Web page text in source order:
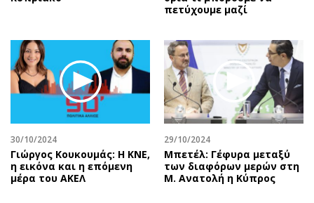
πετύχουμε μαζί
30/10/2024
Γιώργος Κουκουμάς: Η ΚΝΕ,
η εικόνα και η επόμενη
μέρα του ΑΚΕΛ
29/10/2024
Μπετέλ: Γέφυρα μεταξύ
των διαφόρων μερών στη
Μ. Ανατολή η Κύπρος